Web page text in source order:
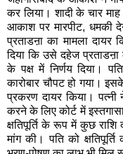
मांग की। पति को
भरण-पोषण का लाभ भी मिल
फैमिली कोर्ट ने एक मामले में
छोड़ने से पत्नी को भरण-
ने युवती द्वारा पति के
दिया। मनीषा धनारे
निवासी गंगा नगर सनावद
दायर किया था। उसमें
वह कम पढ़ी हुई है और कोई
कमाई ज्यादा है। पति का